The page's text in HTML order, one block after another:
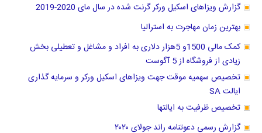
گزارش ویزاهای اسکیل ورکر گرنت شده در سال مای 2020-2019
بهترین زمان مهاجرت به استرالیا
کمک مالی 1500و 5هزار دلاری به افراد و مشاغل و تعطیلی بخش
زیادی از فروشگاه از 5 آگوست
تخصیص سهمیه موقت جهت ویزاهای اسکیل ورکر و سرمایه گذاری
ایالت SA
تخصیص ظرفیت به ایالتها
گزارش رسمی دعوتنامه راند جولای ۲۰۲۰